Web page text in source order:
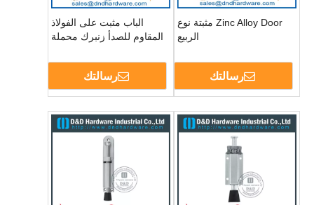
Zinc Alloy Door مثبتة نوع
الربيع
رسالتك
الباب مثبت على الفولاذ
المقاوم للصدأ زنبرك محملة
ddds035
رسالتك